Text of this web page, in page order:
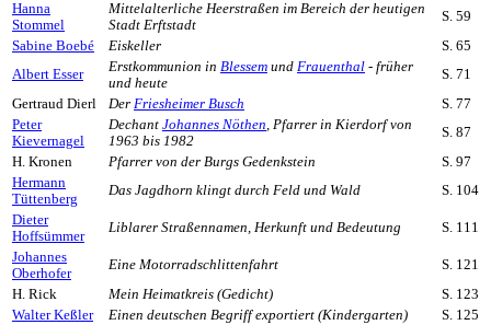
Hanna
Stommel
Mittelalterliche Heerstraßen im Bereich der heutigen
Stadt Erftstadt
S. 59
Sabine Boebé
Eiskeller
S. 65
Albert Esser
Erstkommunion in Blessem und Frauenthal - früher
und heute
S. 71
Gertraud Dierl
Der Friesheimer Busch
S. 77
Peter
Kievernagel
Dechant Johannes Nöthen, Pfarrer in Kierdorf von
1963 bis 1982
S. 87
H. Kronen
Pfarrer von der Burgs Gedenkstein
S. 97
Hermann
Tüttenberg
Das Jagdhorn klingt durch Feld und Wald
S. 104
Dieter
Hoffsümmer
Liblarer Straßennamen, Herkunft und Bedeutung
S. 111
Johannes
Oberhofer
Eine Motorradschlittenfahrt
S. 121
H. Rick
Mein Heimatkreis (Gedicht)
S. 123
Walter Keßler
Einen deutschen Begriff exportiert (Kindergarten)
S. 125